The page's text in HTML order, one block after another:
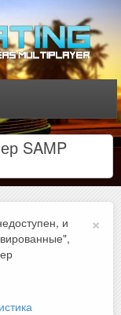
SAMP
×
и